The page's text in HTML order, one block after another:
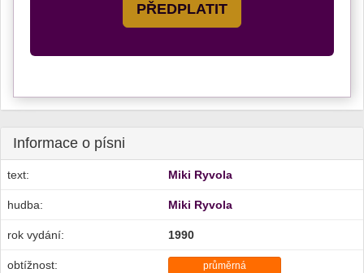
PŘEDPLATIT
Informace o písni
text: Miki Ryvola
hudba: Miki Ryvola
rok vydání: 1990
obtížnost: průměrná